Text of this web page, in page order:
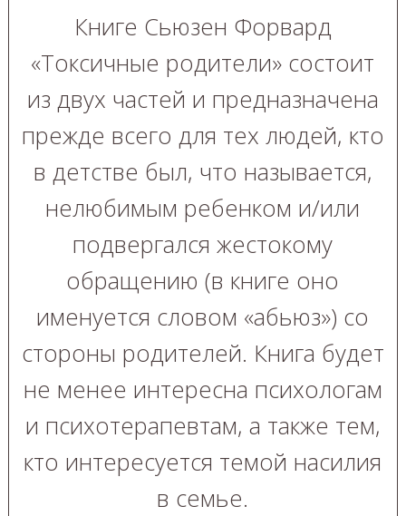
Книге Сьюзен Форвард
«Токсичные родители» состоит
из двух частей и предназначена
прежде всего для тех людей, кто
в детстве был, что называется,
нелюбимым ребенком и/или
подвергался жестокому
обращению (в книге оно
именуется словом «абьюз») со
стороны родителей. Книга будет
не менее интересна психологам
и психотерапевтам, а также тем,
кто интересуется темой насилия
в семье.